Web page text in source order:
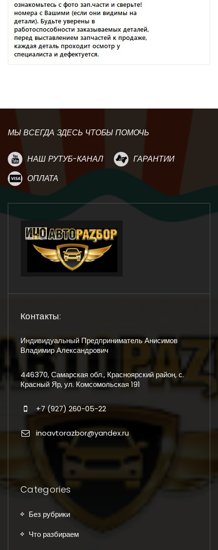
МЫ ВСЕГДА ЗДЕСЬ ЧТОБЫ ПОМОЧЬ
НАШ РУТУБ-КАНАЛ
ГАРАНТИИ
ОПЛАТА
Контакты:
Индивидуальный Предприниматель Анисимов
Владимир Александрович
446370, Самарская обл., Красноярский район, с.
Красный Яр, ул. Комсомольская 191
+7 (927) 260-05-22
inoavtorazbor@yandex.ru
Categories
Без рубрики
Что разбираем